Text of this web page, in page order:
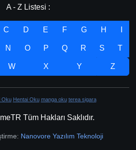
A - Z Listesi :
C D E F G H
N O P Q R S T
W X Y Z
Oku Hentai Oku manga oku terea sigara
Tüm Hakları Saklıdır.
Nanovore Yazılım Teknoloji